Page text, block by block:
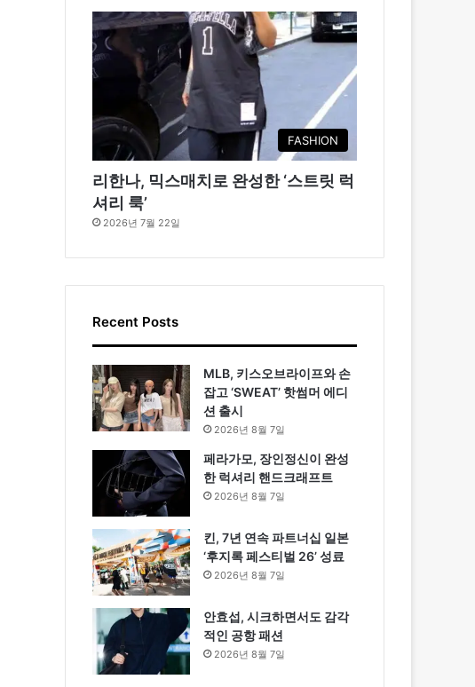
FASHION
리한나, 믹스매치로 완성한 ‘스트릿 럭
셔리 룩’
2026년 7월 22일
Recent Posts
MLB, 키스오브라이프와 손
잡고 ‘SWEAT’ 핫썸머 에디
션 출시
2026년 8월 7일
페라가모, 장인정신이 완성
한 럭셔리 핸드크래프트
2026년 8월 7일
킨, 7년 연속 파트너십 일본
‘후지록 페스티벌 26’ 성료
2026년 8월 7일
안효섭, 시크하면서도 감각
적인 공항 패션
2026년 8월 7일